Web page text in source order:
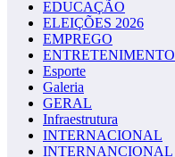
EDUCAÇÃO
ELEIÇÕES 2026
EMPREGO
ENTRETENIMENTO
Esporte
Galeria
GERAL
Infraestrutura
INTERNACIONAL
INTERNANCIONAL